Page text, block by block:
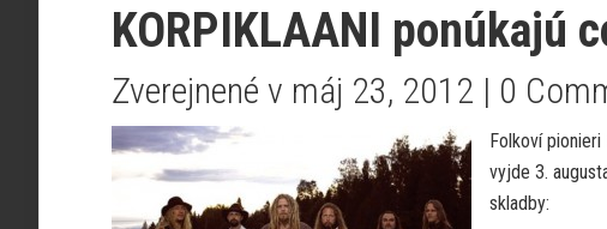
KORPIKLAANI ponúkajú
Zverejnené v máj 23, 2012 | 0
Folkoví pionieri
vyjde 3.
skladby: